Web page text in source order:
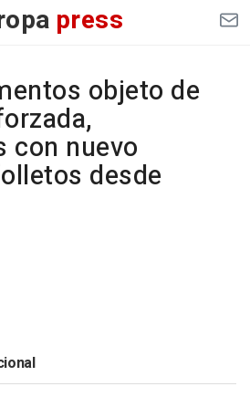
press
objeto de
con nuevo
desde